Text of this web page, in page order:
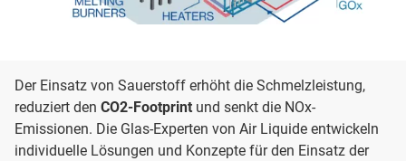
Der Einsatz von Sauerstoff erhöht die Schmelzleistung,
reduziert den CO2-Footprint und senkt die NOx-
Emissionen. Die Glas-Experten von Air Liquide entwickeln
individuelle Lösungen und Konzepte für den Einsatz der